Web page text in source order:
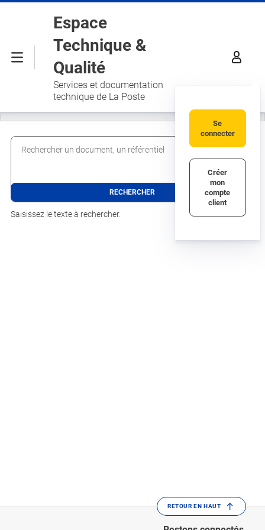
Aller au contenu principal
Menu
Espace
Technique &
Qualité
Services et documentation
technique de La Poste
Se
connecter
Créer
mon
compte
client
Rechercher un document, un référentiel
Saisissez le texte à rechercher.
RETOUR EN HAUT